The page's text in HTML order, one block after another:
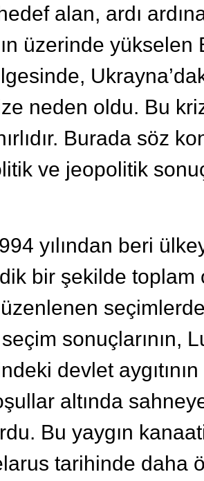
alan, ardı
üzerinde
neden oldu. Bu
Burada söz
ve jeopolitik
yılından beri
bir şekilde toplam
sonuçlarının,
devlet
altında
Bu yaygın
tarihinde daha